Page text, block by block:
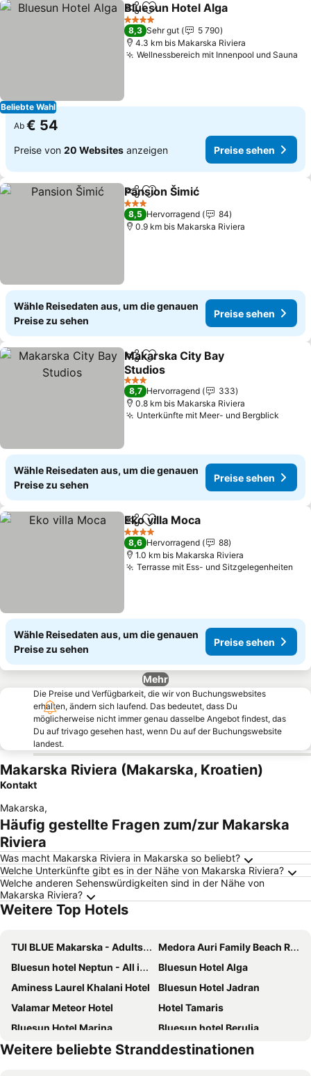
Beliebte Wahl
TeilenZu Favoriten hinzufügen
Bluesun Hotel Alga
4 Sterne
8,3 Sehr gut
5 790
4.3 km bis Makarska Riviera
Wellnessbereich mit Innenpool und Sauna
Ab € 54
Preise von 20 Websites anzeigen Preise sehen
TeilenZu Favoriten hinzufügen
Pansion Šimić
3 Sterne
8,5 Hervorragend
84
0.9 km bis Makarska Riviera
Wähle Reisedaten aus, um die genauen
Preise zu sehen
Preise sehen
TeilenZu Favoriten hinzufügen
Makarska City Bay
Studios
3 Sterne
8,7 Hervorragend
333
0.8 km bis Makarska Riviera
Unterkünfte mit Meer- und Bergblick
Wähle Reisedaten aus, um die genauen
Preise zu sehen
Preise sehen
TeilenZu Favoriten hinzufügen
Eko villa Moca
4 Sterne
8,6 Hervorragend
88
1.0 km bis Makarska Riviera
Terrasse mit Ess- und Sitzgelegenheiten
Wähle Reisedaten aus, um die genauen
Preise zu sehen
Preise sehen
Mehr
Die Preise und Verfügbarkeit, die wir von Buchungswebsites
erhalten, ändern sich laufend. Das bedeutet, dass Du
möglicherweise nicht immer genau dasselbe Angebot findest, das
Du auf trivago gesehen hast, wenn Du auf der Buchungswebsite
landest.
Makarska Riviera (Makarska, Kroatien)
Kontakt
Makarska,
Häufig gestellte Fragen zum/zur Makarska
Riviera
Was macht Makarska Riviera in Makarska so beliebt?
Welche Unterkünfte gibt es in der Nähe von Makarska Riviera?
Welche anderen Sehenswürdigkeiten sind in der Nähe von
Makarska Riviera?
Weitere Top Hotels
TUI BLUE Makarska - Adults Only
Medora Auri Family Beach Resort
Bluesun hotel Neptun - All inclusive
Bluesun Hotel Alga
Aminess Laurel Khalani Hotel
Bluesun Hotel Jadran
Valamar Meteor Hotel
Hotel Tamaris
Bluesun Hotel Marina
Bluesun hotel Berulia
Bluesun Hotel Soline
Beach Hotel
Weitere beliebte Stranddestinationen